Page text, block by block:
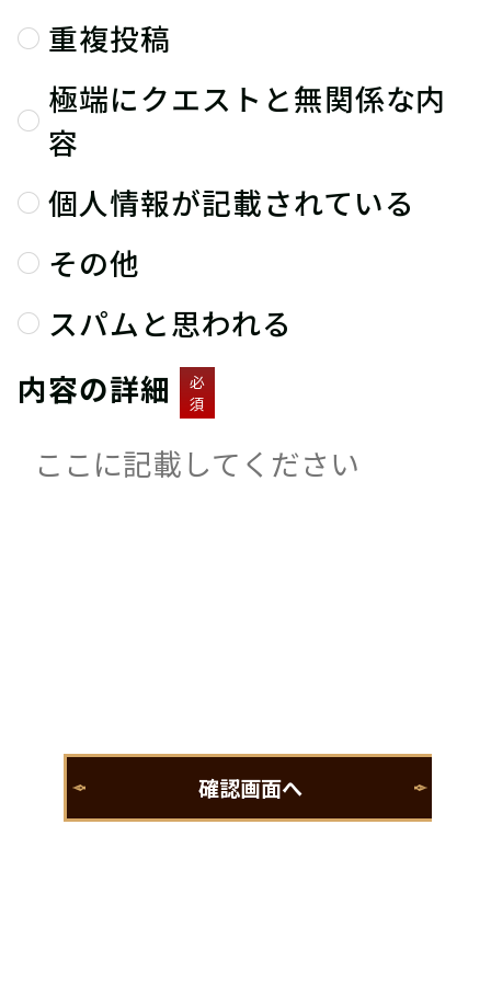
重複投稿
極端にクエストと無関係な内
容
個人情報が記載されている
その他
スパムと思われる
内容の詳細
必
須